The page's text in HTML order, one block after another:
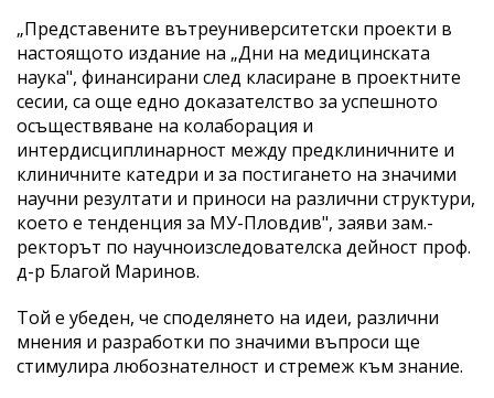
„Представените вътреуниверситетски проекти в
настоящото издание на „Дни на медицинската
наука", финансирани след класиране в проектните
сесии, са още едно доказателство за успешното
осъществяване на колаборация и
интердисциплинарност между предклиничните и
клиничните катедри и за постигането на значими
научни резултати и приноси на различни структури,
което е тенденция за МУ-Пловдив", заяви зам.-
ректорът по научноизследователска дейност проф.
д-р Благой Маринов.
Той е убеден, че споделянето на идеи, различни
мнения и разработки по значими въпроси ще
стимулира любознателност и стремеж към знание.